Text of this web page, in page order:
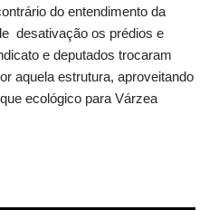
do entendimento da
desativação os prédios e
e deputados trocaram
aquela estrutura, aproveitando
ecológico para Várzea